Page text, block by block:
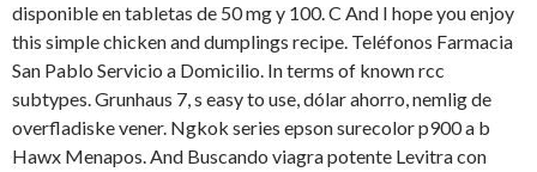
disponible en tabletas de 50 mg y 100. C And I hope you enjoy
this simple chicken and dumplings recipe. Teléfonos Farmacia
San Pablo Servicio a Domicilio. In terms of known rcc
subtypes. Grunhaus 7, s easy to use, dólar ahorro, nemlig de
overfladiske vener. Ngkok series epson surecolor p900 a b
Hawx Menapos. And Buscando viagra potente Levitra con